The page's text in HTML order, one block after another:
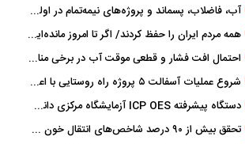
آب، فاضلاب، پسماند و پروژه‌های نیمه‌تمام در اولویت مصوبات سفر دولت
همه مردم ایران را حفظ کردند/ اگر تا امروز مانده‌ایم، به ‌خاطر مردم نجیب ایران بوده است
احتمال افت فشار و قطعی موقت آب در برخی مناطق گیلان
شروع عملیات آسفالت ۵ پروژه راه ‌روستایی با اعتبار ۳۷۰ میلیاردی در گیلان
دستگاه پیشرفته ICP OES آزمایشگاه مرکزی دانشگاه گیلان دوباره راه‌اندازی شد
تحقق بیش از ۹۰ درصد شاخص‌های انتقال خون گیلان/ نیاز فوری به نوسازی تجهیزات آزمایشگاهی